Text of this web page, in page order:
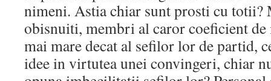
nimeni. Astia chiar sunt prosti cu
obisnuiti, membri al caror coeficient de
mai mare decat al sefilor lor de partid,
idee in virtutea unei convingeri, chiar